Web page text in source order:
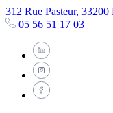
312 Rue Pasteur,
05 56 51 17 03